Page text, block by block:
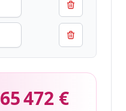
65 472 €